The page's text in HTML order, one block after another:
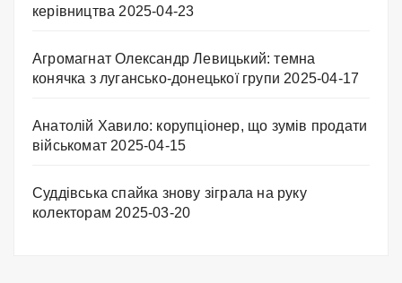
керівництва 2025-04-23
Агромагнат Олександр Левицький: темна
конячка з лугансько-донецької групи 2025-04-17
Анатолій Хавило: корупціонер, що зумів продати
військомат 2025-04-15
Суддівська спайка знову зіграла на руку
колекторам 2025-03-20